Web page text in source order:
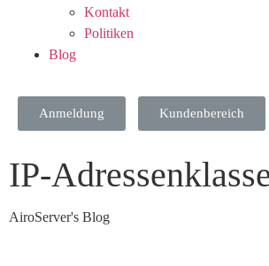
Kontakt
Politiken
Blog
Anmeldung Kundenbereich
IP-
AiroServer's Blog